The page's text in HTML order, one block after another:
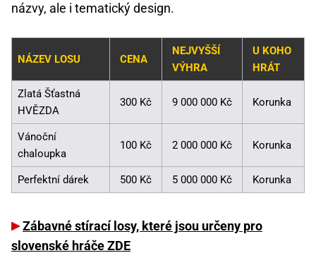
názvy, ale i tematický design.
NÁZEV LOSU CENA
NEJVYŠŠÍ
VÝHRA
U KOHO
HRÁT
Zlatá Šťastná
HVĚZDA
300 Kč 9 000 000 Kč Korunka
Vánoční
chaloupka
100 Kč 2 000 000 Kč Korunka
Perfektní dárek 500 Kč 5 000 000 Kč Korunka
Zábavné stírací losy, které jsou určeny pro
slovenské hráče ZDE